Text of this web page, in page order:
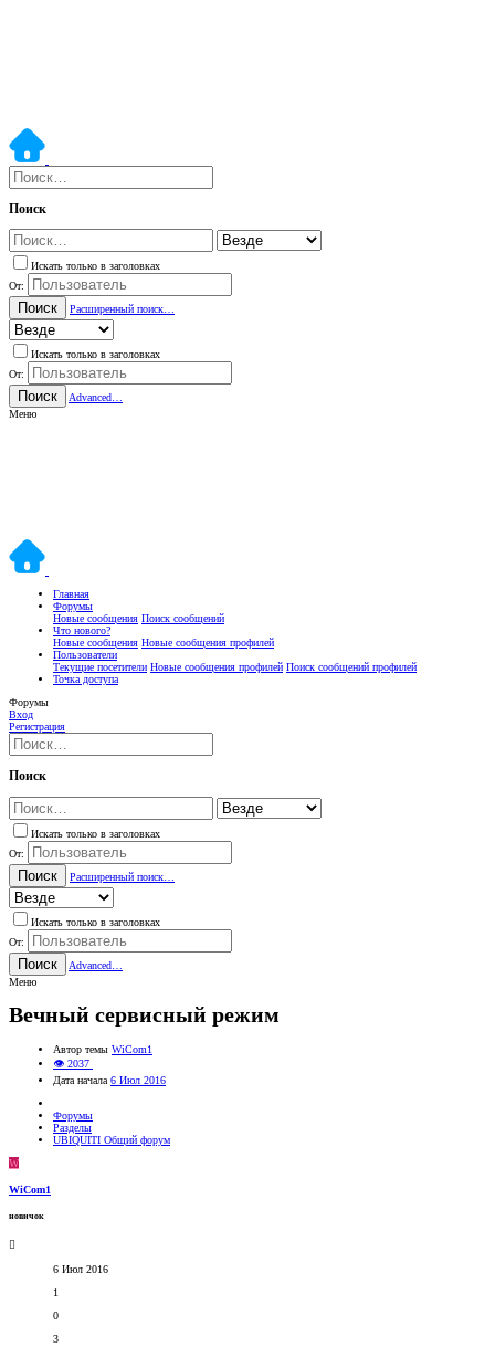
Поиск
Искать только в заголовках
От:
Поиск Расширенный поиск…
Искать только в заголовках
От:
Поиск
Advanced…
Меню
Главная
Форумы
Новые сообщения Поиск сообщений
Что нового?
Новые сообщения Новые сообщения профилей
Пользователи
Текущие посетители Новые сообщения профилей Поиск сообщений профилей
Точка доступа
Форумы
Вход
Регистрация
Поиск
Искать только в заголовках
От:
Поиск Расширенный поиск…
Искать только в заголовках
От:
Поиск
Advanced…
Меню
Вечный сервисный режим
Автор темы WiCom1
👁 2037
Дата начала 6 Июл 2016
Форумы
Разделы
UBIQUITI Общий форум
W
WiCom1
новичок
6 Июл 2016
1
0
3